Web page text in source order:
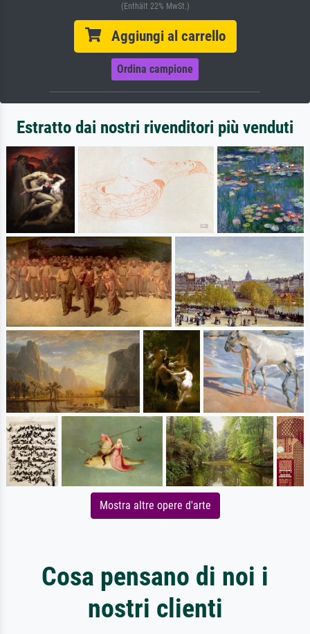
(Enthält 22% MwSt.)
Aggiungi al carrello
Ordina campione
Estratto dai nostri rivenditori più venduti
Mostra altre opere d'arte
Cosa pensano di noi i
nostri clienti